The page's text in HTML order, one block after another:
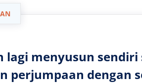
lagi menyusun sendiri
perjumpaan dengan